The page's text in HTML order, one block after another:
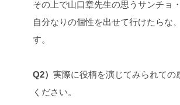
その上で山口章先生の思うサンチョ
自分なりの個性を出せて行けたらな
す。
Q2） 実際に役柄を演じてみられての
ください。